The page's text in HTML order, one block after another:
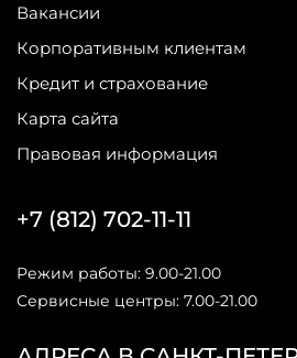
Вакансии
Корпоративным клиентам
Кредит и страхование
Карта сайта
Правовая информация
+7 (812) 702-11-11
Режим работы: 9.00-21.00
Сервисные центры: 7.00-21.00